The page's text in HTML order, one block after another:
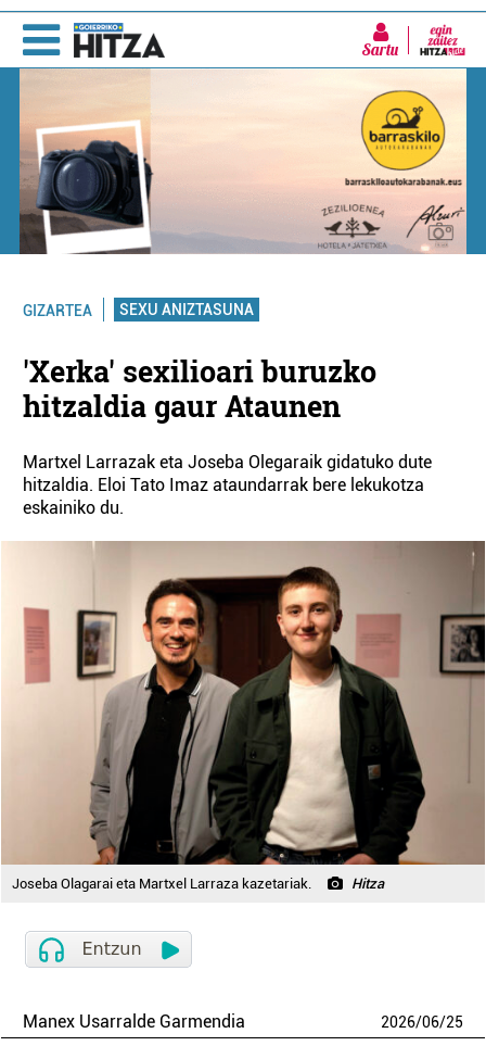
Sartu
GIZARTEA SEXU ANIZTASUNA
'Xerka' sexilioari buruzko
hitzaldia gaur Ataunen
Martxel Larrazak eta Joseba Olegaraik gidatuko dute
hitzaldia. Eloi Tato Imaz ataundarrak bere lekukotza
eskainiko du.
Joseba Olagarai eta Martxel Larraza kazetariak. Hitza
Manex Usarralde Garmendia 2026/06/25